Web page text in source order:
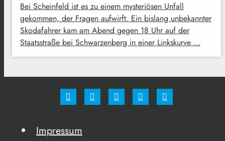
Bei Scheinfeld ist es zu einem mysteriösen Unfall
gekommen, der Fragen aufwirft. Ein bislang unbekannter
Skodafahrer kam am Abend gegen 18 Uhr auf der
Staatsstraße bei Schwarzenberg in einer Linkskurve …
Impressum